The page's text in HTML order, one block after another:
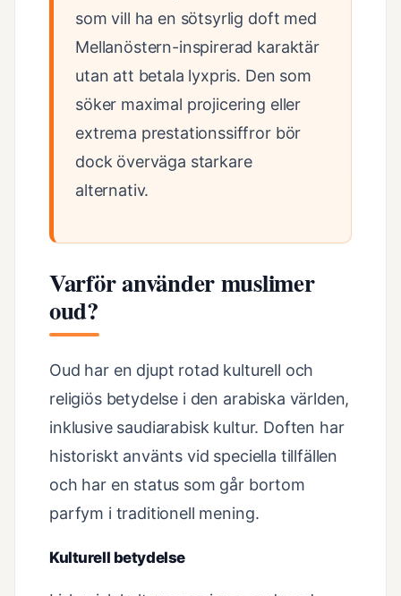
som vill ha en sötsyrlig doft med
Mellanöstern-inspirerad karaktär
utan att betala lyxpris. Den som
söker maximal projicering eller
extrema prestationssiffror bör
dock överväga starkare
alternativ.
Varför använder muslimer
oud?
Oud har en djupt rotad kulturell och
religiös betydelse i den arabiska världen,
inklusive saudiarabisk kultur. Doften har
historiskt använts vid speciella tillfällen
och har en status som går bortom
parfym i traditionell mening.
Kulturell betydelse